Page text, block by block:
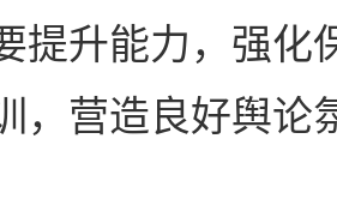
提升能力，强化
，营造良好舆论